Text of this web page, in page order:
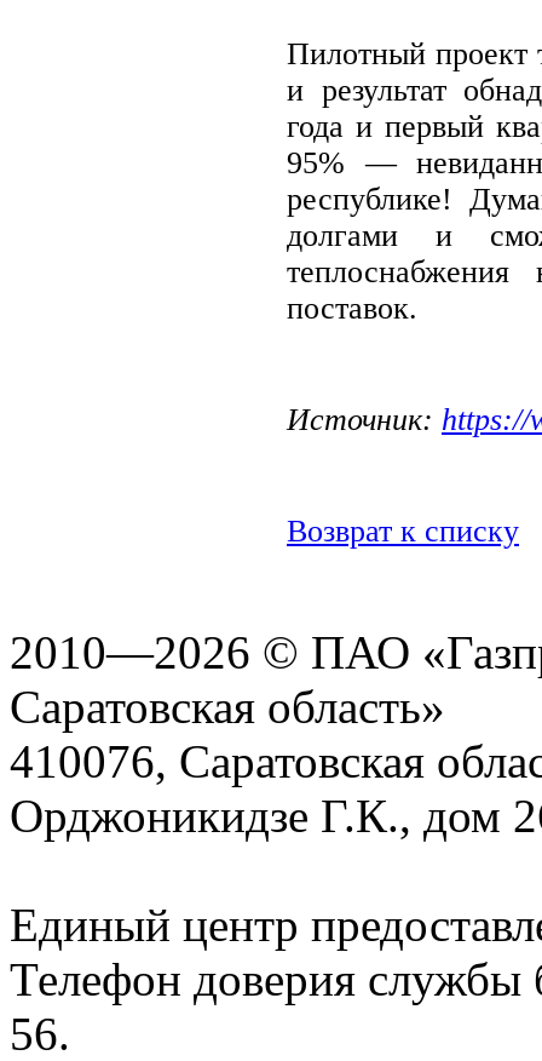
Пилотный проект
и результат
года и первый
95% —
республике!
долгами и
поставок.
Источник: https://
Возврат к списку
2010—2026 © ПАО
Саратовская область»
410076, Саратовская
Орджоникидзе Г.К., дом
Единый центр
Телефон доверия службы
56.